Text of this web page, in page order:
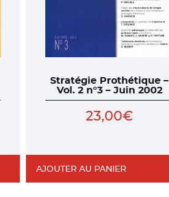
Stratégie Prothétique –
Vol. 2 n°3 – Juin 2002
23,00€
AJOUTER AU PANIER